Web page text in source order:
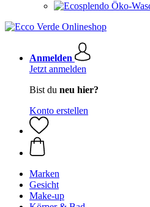
Öko-
Anmelden
Jetzt anmelden
Bist du neu hier?
Konto erstellen
Marken
Gesicht
Make-up